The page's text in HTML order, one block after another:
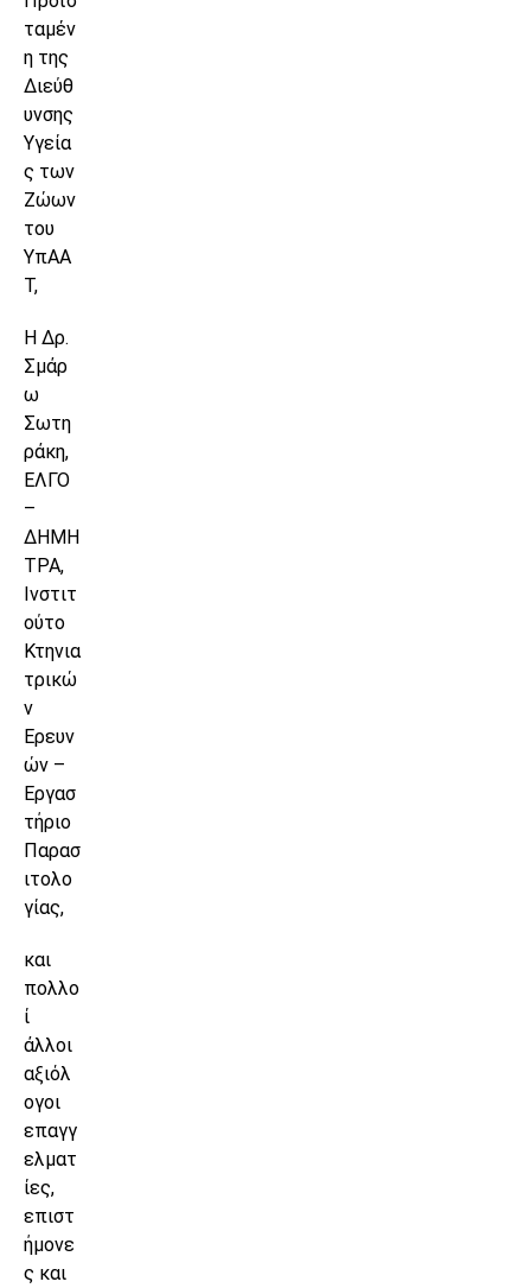
ταμέν
η της
Διεύθ
υνσης
Υγεία
ς των
Ζώων
του
ΥπΑΑ
Τ,
Η Δρ.
Σμάρ
ω
Σωτη
ράκη,
ΕΛΓΟ
–
ΔΗΜΗ
ΤΡΑ,
Ινστιτ
ούτο
Κτηνια
τρικώ
ν
Ερευν
ών –
Εργασ
τήριο
Παρασ
ιτολο
γίας,
και
πολλο
ί
άλλοι
αξιόλ
ογοι
επαγγ
ελματ
ίες,
επιστ
ήμονε
ς και